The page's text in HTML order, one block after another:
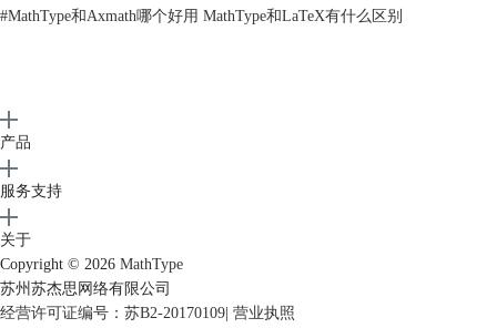
第三步：在弹出的office加载项中搜索“mathtype”，结果如下图所示，然后
#MathType和Axmath哪个好用 MathType和LaTeX有什么区别
产品
服务支持
关于
Copyright © 2026 MathType
苏州苏杰思网络有限公司
经营许可证编号：苏B2-20170109 营业执照